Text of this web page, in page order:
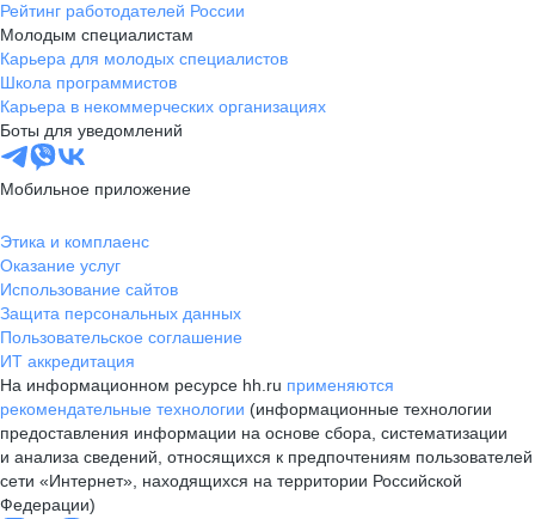
Рейтинг работодателей России
Молодым специалистам
Карьера для молодых специалистов
Школа программистов
Карьера в некоммерческих организациях
Боты для уведомлений
Мобильное приложение
Этика и комплаенс
Оказание услуг
Использование сайтов
Защита персональных данных
Пользовательское соглашение
ИТ аккредитация
На информационном ресурсе hh.ru применяются
рекомендательные технологии (информационные технологии
предоставления информации на основе сбора, систематизации
и анализа сведений, относящихся к предпочтениям пользователей
сети «Интернет», находящихся на территории Российской
Федерации)